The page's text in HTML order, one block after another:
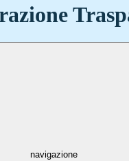
navigazione